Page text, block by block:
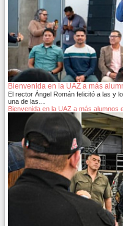
Bienvenida en la UAZ a más
El rector Ángel Román felicitó a las y
una de las…
Bienvenida en la UAZ a más alumnos